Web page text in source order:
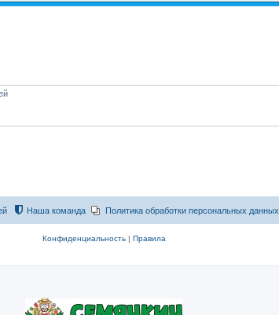
Политика обработки персональных данных
Наша команда
Конфиденциальность| Правила